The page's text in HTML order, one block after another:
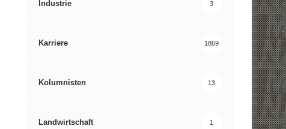
Industrie 3
Karriere 1869
Kolumnisten 13
Landwirtschaft 1